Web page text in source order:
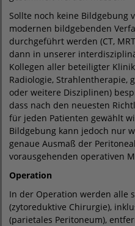
Sollte noch keine Bildgebung
modernen bildgebenden
durchgeführt werden (CT,
dann in unserer
Kollegen aller beteiligter
Radiologie, Strahlentherapie,
oder weitere Disziplinen)
dass nach den neuesten
für jeden Patienten gewählt
Bildgebung kann jedoch nur
genaue Ausmaß der
vorausgehenden operativen
Operation
In der Operation werden alle
(zytoreduktive Chirurgie),
(parietales Peritoneum),